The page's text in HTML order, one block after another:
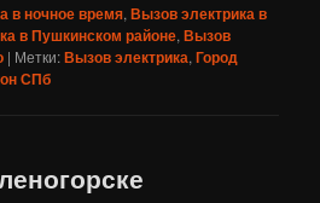
в ночное время,Вызов электрика в
в Пушкинском районе,Вызов
| Метки:Вызов электрика,Город
СПб